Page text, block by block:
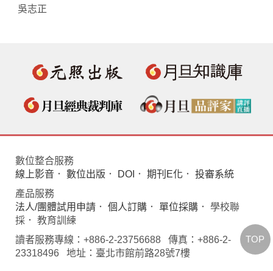
吳志正
數位整合服務
線上影音 ． 數位出版 ． DOI ． 期刊E化 ． 投審系統
產品服務
法人/團體試用申請 ． 個人訂購 ． 單位採購 ． 學校聯
採． 教育訓練
讀者服務專線：+886-2-23756688 傳真：+886-2-
23318496 地址：臺北市館前路28號7樓
TOP